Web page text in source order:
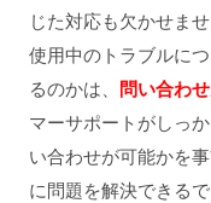
じた対応も欠かせま
使用中のトラブルに
るのかは、 問い合わ
マーサポートがしっ
い合わせが可能かを
に問題を解決できるで